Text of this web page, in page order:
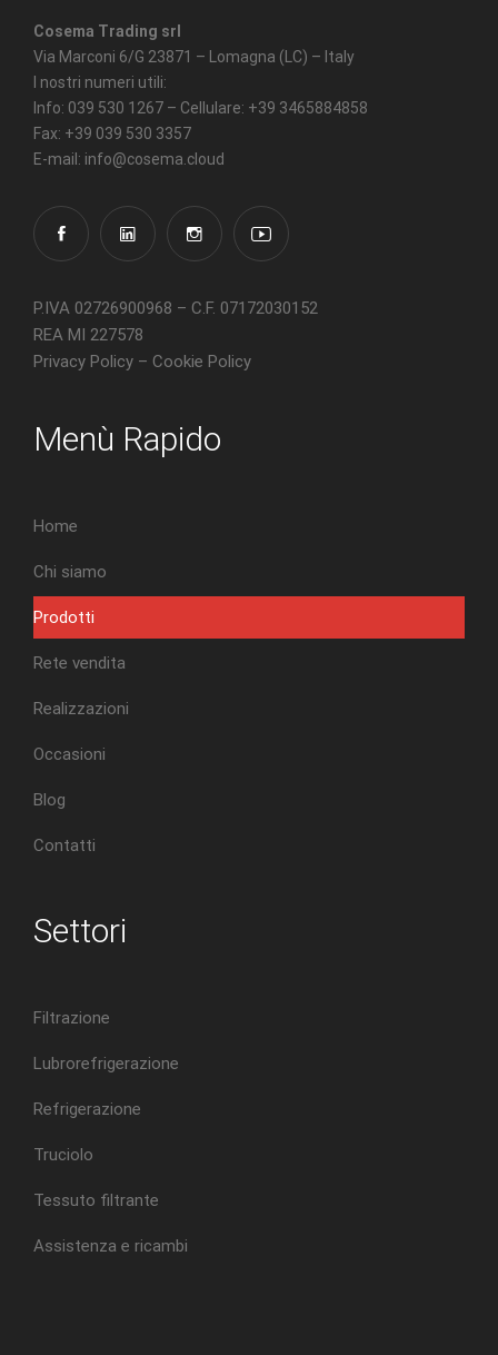
Cosema Trading srl
Via Marconi 6/G 23871 – Lomagna (LC) – Italy
I nostri numeri utili:
Info: 039 530 1267 – Cellulare: +39 3465884858
Fax: +39 039 530 3357
E-mail: info@cosema.cloud
P.IVA 02726900968 – C.F. 07172030152
REA MI 227578
Privacy Policy – Cookie Policy
Menù Rapido
Home
Chi siamo
Prodotti
Rete vendita
Realizzazioni
Occasioni
Blog
Contatti
Settori
Filtrazione
Lubrorefrigerazione
Refrigerazione
Truciolo
Tessuto filtrante
Assistenza e ricambi